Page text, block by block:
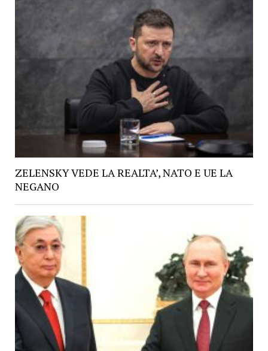
ZELENSKY VEDE LA REALTA’, NATO E UE LA
NEGANO